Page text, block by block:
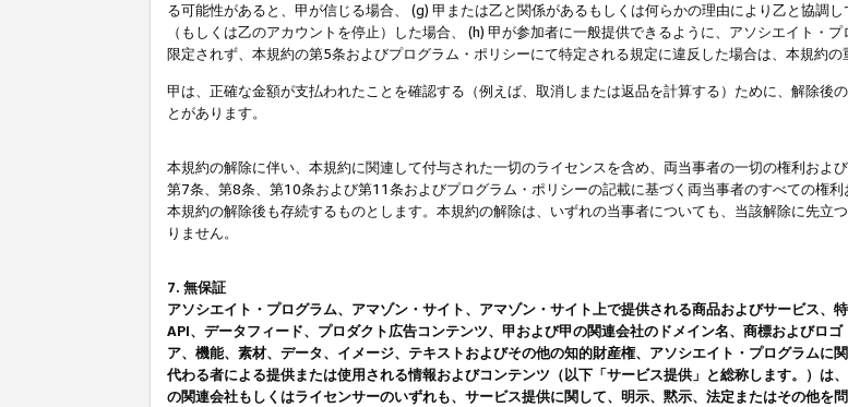
る可能性があると、甲が信じる場合、 (g) 甲または乙と関係があるもしくは何らかの理由により乙と協調
（もしくは乙のアカウントを停止）した場合、 (h) 甲が参加者に一般提供できるように、アソシエイト・
限定されず、本規約の第5条およびプログラム・ポリシーにて特定される規定に違反した場合は、本規約の
甲は、正確な金額が支払われたことを確認する（例えば、取消しまたは返品を計算する）ために、解除後
とがあります。
本規約の解除に伴い、本規約に関連して付与された一切のライセンスを含め、両当事者の一切の権利およ
第7条、第8条、第10条および第11条およびプログラム・ポリシーの記載に基づく両当事者のすべての権
本規約の解除後も存続するものとします。本規約の解除は、いずれの当事者についても、当該解除に先立
りません。
7. 無保証
アソシエイト・プログラム、アマゾン・サイト、アマゾン・サイト上で提供される商品およびサービス
API、データフィード、プロダクト広告コンテンツ、甲および甲の関連会社のドメイン名、商標およびロ
ア、機能、素材、データ、イメージ、テキストおよびその他の知的財産権、アソシエイト・プログラムに
代わる者による提供または使用される情報およびコンテンツ（以下「サービス提供」と総称します。）は
の関連会社もしくはライセンサーのいずれも、サービス提供に関して、明示、黙示、法定またはその他を